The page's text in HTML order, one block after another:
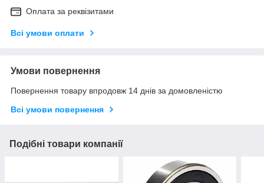
Оплата за реквізитами
Всі умови оплати
Умови повернення
Повернення товару впродовж 14 днів за домовленістю
Всі умови повернення
Подібні товари компанії